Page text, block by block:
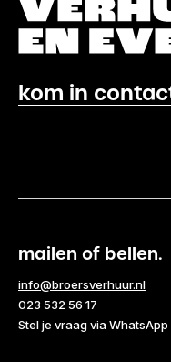
kom in
mailen of bellen.
info@broersverhuur.nl
023 532 56 17
Stel je vraag via WhatsApp